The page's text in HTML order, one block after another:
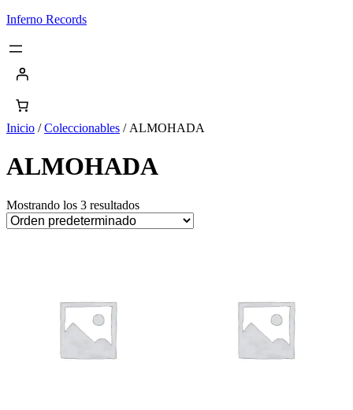
Saltar
contenido
Inferno Records
Inicio /Coleccionables / ALMOHADA
ALMOHADA
Mostrando los 3 resultados